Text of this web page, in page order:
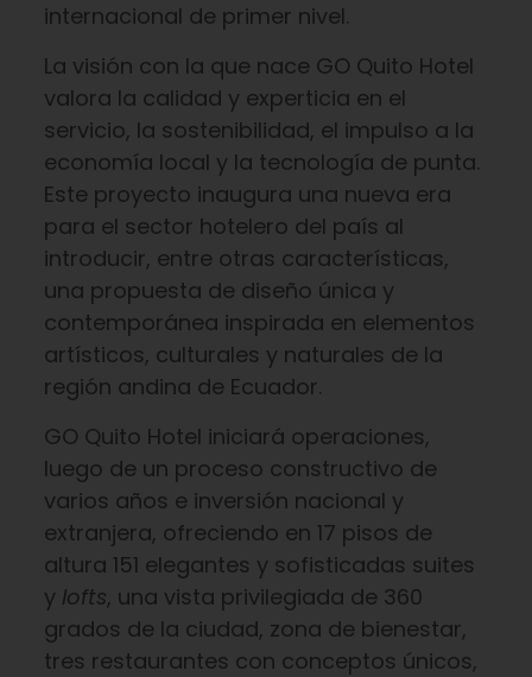
internacional de primer nivel.
La visión con la que nace GO Quito Hotel
valora la calidad y experticia en el
servicio, la sostenibilidad, el impulso a la
economía local y la tecnología de punta.
Este proyecto inaugura una nueva era
para el sector hotelero del país al
introducir, entre otras características,
una propuesta de diseño única y
contemporánea inspirada en elementos
artísticos, culturales y naturales de la
región andina de Ecuador.
GO Quito Hotel iniciará operaciones,
luego de un proceso constructivo de
varios años e inversión nacional y
extranjera, ofreciendo en 17 pisos de
altura 151 elegantes y sofisticadas suites
y lofts, una vista privilegiada de 360
grados de la ciudad, zona de bienestar,
tres restaurantes con conceptos únicos,